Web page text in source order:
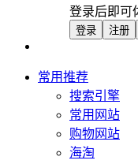
登录后即可
登录 注册
常用推荐
搜索引擎
常用网站
购物网站
海淘